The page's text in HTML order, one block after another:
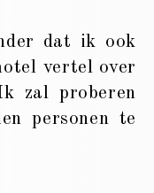
dat ik ook
vertel over
zal proberen
personen te